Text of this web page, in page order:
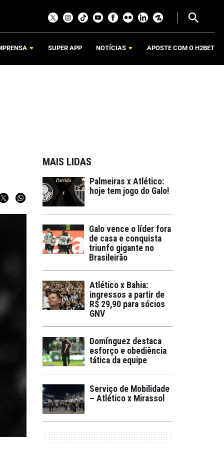
SUPER APP NOTÍCIAS APOSTE COM O H2BET
MAIS LIDAS
Palmeiras x Atlético:
hoje tem jogo do Galo!
Galo vence o líder fora
de casa e conquista
triunfo gigante no
Brasileirão
Atlético x Bahia:
ingressos a partir de
R$ 29,90 para sócios
GNV
Domínguez destaca
esforço e obediência
tática da equipe
Serviço de Mobilidade
– Atlético x Mirassol